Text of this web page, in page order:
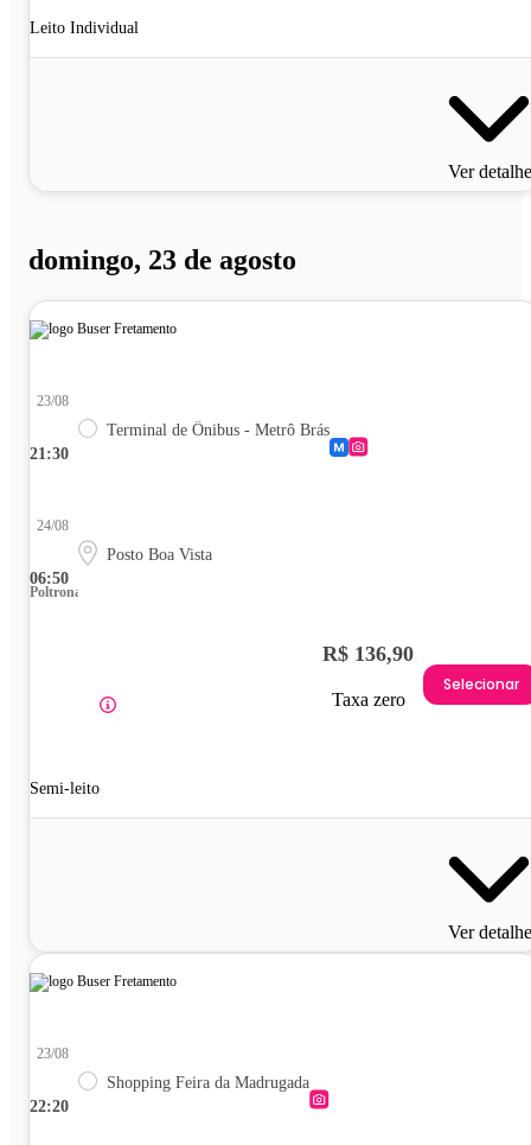
Leito Individual
Ver
domingo, 23 de agosto
21:30
23/08
Terminal de Ônibus - Metrô Brás
06:50
24/08
Posto Boa Vista
Poltrona
Semi-leito
R$ 136,90
Taxa zero
Selecionar
Ver
22:20
23/08
Shopping Feira da Madrugada